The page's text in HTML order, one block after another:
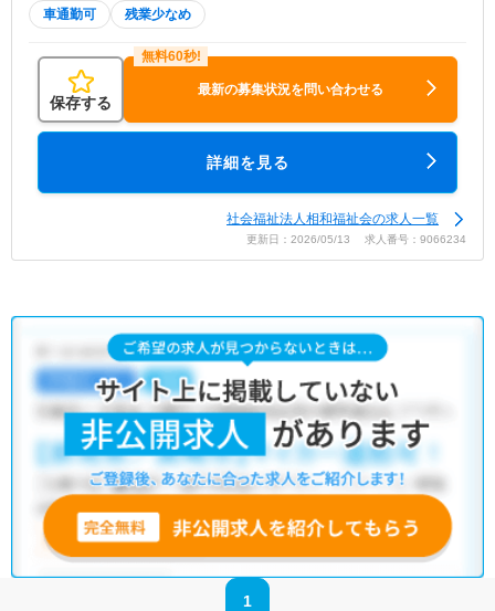
車通勤可 残業少なめ
保存する
最新の募集状況を問い合わせる
詳細を見る
社会福祉法人相和福祉会の求人一覧
更新日：2026/05/13 求人番号：9066234
1